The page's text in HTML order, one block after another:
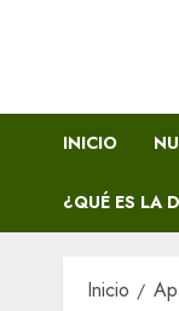
INICIO
¿QUÉ ES LA
Inicio